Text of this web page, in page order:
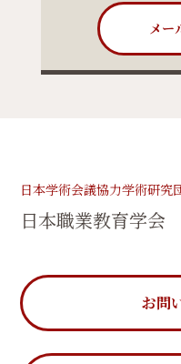
メー
日本学術会議協力学術研究
日本職業教育学会
お問